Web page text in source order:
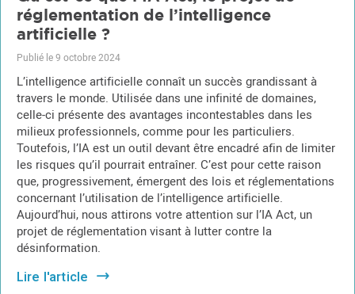
réglementation de l’intelligence
artificielle ?
Publié le 9 octobre 2024
L’intelligence artificielle connaît un succès grandissant à
travers le monde. Utilisée dans une infinité de domaines,
celle-ci présente des avantages incontestables dans les
milieux professionnels, comme pour les particuliers.
Toutefois, l’IA est un outil devant être encadré afin de limiter
les risques qu’il pourrait entraîner. C’est pour cette raison
que, progressivement, émergent des lois et réglementations
concernant l’utilisation de l’intelligence artificielle.
Aujourd’hui, nous attirons votre attention sur l’IA Act, un
projet de réglementation visant à lutter contre la
désinformation.
Lire l'article